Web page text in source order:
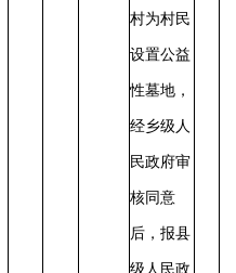
村为村民
设置公益
性墓地，
经乡级人
民政府审
核同意
后，报县
级人民政